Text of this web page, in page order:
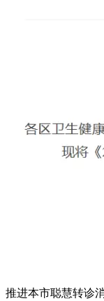
推进本市聪慧转诊